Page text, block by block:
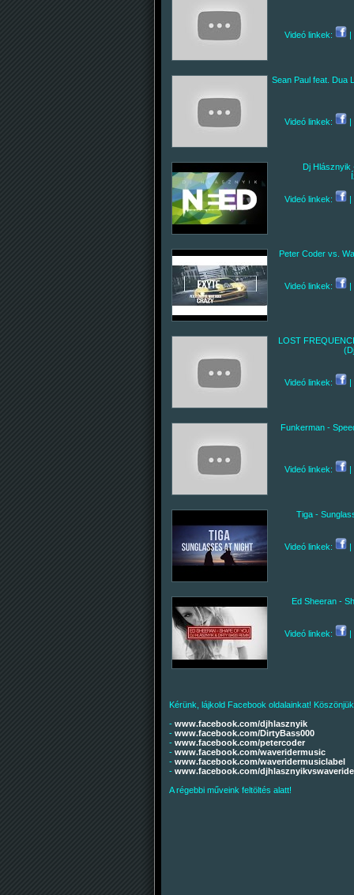
Videó linkek: |
Sean Paul feat. Dua
Videó linkek: |
Dj Hlásznyik
Videó linkek: |
Peter Coder vs.
Videó linkek: |
LOST
Videó linkek: |
Funkerman -
Videó linkek: |
Tiga -
Videó linkek: |
Ed Sheeran -
Videó linkek: |
Kérünk, lájkold Facebook oldalainkat!
- www.facebook.com/djhlasznyik
- www.facebook.com/DirtyBass000
- www.facebook.com/petercoder
- www.facebook.com/waveridermusic
- www.facebook.com/waveridermusiclabel
- www.facebook.com/
A régebbi műveink feltöltés alatt!